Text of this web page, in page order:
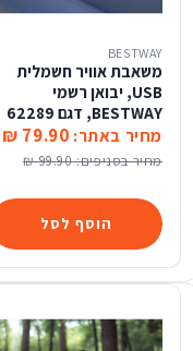
הוסף לסל
BESTWAY
משאבת אוויר חשמלית
USB, יבואן רשמי
BESTWAY, דגם 62289
מחיר באתר: 79.90 ₪
מחיר בסניפים:99.90 ₪